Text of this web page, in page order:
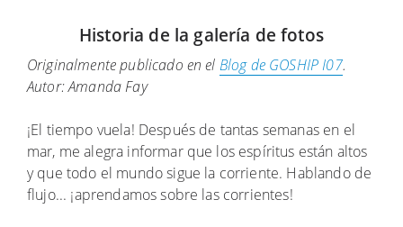
Historia de la galería de fotos
Originalmente publicado en el Blog de GOSHIP I07.
Autor: Amanda Fay
¡El tiempo vuela! Después de tantas semanas en el
mar, me alegra informar que los espíritus están altos
y que todo el mundo sigue la corriente. Hablando de
flujo... ¡aprendamos sobre las corrientes!